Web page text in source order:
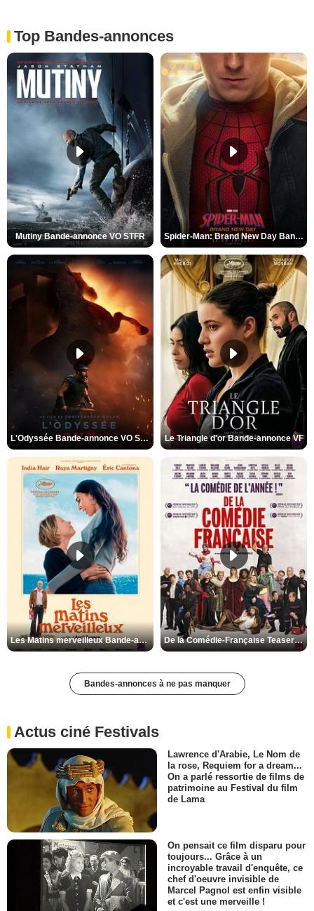
Top Bandes-annonces
Mutiny Bande-annonce VO STFR Spider-Man: Brand New Day Bande-annonce VO STFR
L'Odyssée Bande-annonce VO STFR Le Triangle d'or Bande-annonce VF
Les Matins merveilleux Bande-annonce VF De la Comédie-Française Teaser VF
Bandes-annonces à ne pas manquer
Actus ciné Festivals
Lawrence d'Arabie, Le Nom de
la rose, Requiem for a dream...
On a parlé ressortie de films de
patrimoine au Festival du film
de Lama
On pensait ce film disparu pour
toujours... Grâce à un
incroyable travail d'enquête, ce
chef d'oeuvre invisible de
Marcel Pagnol est enfin visible
et c'est une merveille !